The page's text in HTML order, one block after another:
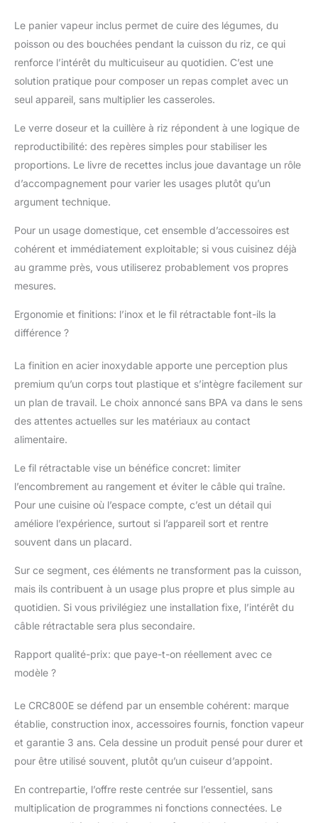
CUISSON ET
NETTOYAGE SANS
instantanée grâce au
livre de recettes et aux
accessoires inclus :
acier inoxydable, bol
antiadhésif, couvercle
en verre résistant au
lave-vaisselle, palette
et tasse à mesurer.
Le panier vapeur inclus permet de cuire des légumes, du
poisson ou des bouchées pendant la cuisson du riz, ce qui
renforce l’intérêt du multicuiseur au quotidien. C’est une
solution pratique pour composer un repas complet avec un
seul appareil, sans multiplier les casseroles.
Le verre doseur et la cuillère à riz répondent à une logique de
reproductibilité: des repères simples pour stabiliser les
proportions. Le livre de recettes inclus joue davantage un rôle
d’accompagnement pour varier les usages plutôt qu’un
argument technique.
Pour un usage domestique, cet ensemble d’accessoires est
cohérent et immédiatement exploitable; si vous cuisinez déjà
au gramme près, vous utiliserez probablement vos propres
mesures.
Ergonomie et finitions: l’inox et le fil rétractable font-ils la
différence ?
La finition en acier inoxydable apporte une perception plus
premium qu’un corps tout plastique et s’intègre facilement sur
un plan de travail. Le choix annoncé sans BPA va dans le sens
des attentes actuelles sur les matériaux au contact
alimentaire.
Le fil rétractable vise un bénéfice concret: limiter
l’encombrement au rangement et éviter le câble qui traîne.
Pour une cuisine où l’espace compte, c’est un détail qui
améliore l’expérience, surtout si l’appareil sort et rentre
souvent dans un placard.
Sur ce segment, ces éléments ne transforment pas la cuisson,
mais ils contribuent à un usage plus propre et plus simple au
quotidien. Si vous privilégiez une installation fixe, l’intérêt du
câble rétractable sera plus secondaire.
Rapport qualité-prix: que paye-t-on réellement avec ce
modèle ?
Le CRC800E se défend par un ensemble cohérent: marque
établie, construction inox, accessoires fournis, fonction vapeur
et garantie 3 ans. Cela dessine un produit pensé pour durer et
pour être utilisé souvent, plutôt qu’un cuiseur d’appoint.
En contrepartie, l’offre reste centrée sur l’essentiel, sans
multiplication de programmes ni fonctions connectées. Le